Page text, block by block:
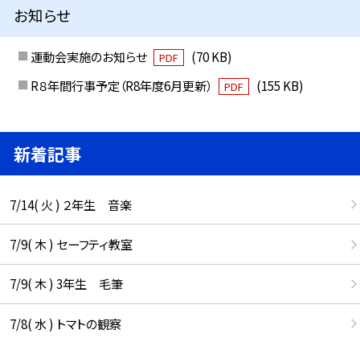
お知らせ
運動会実施のお知らせ PDF
(70 KB)
R８年間行事予定（R8年度6月更新）
PDF (155 KB)
新着記事
7/14( 火 ) ２年生 音楽
7/9( 木 ) セーフティ教室
7/9( 木 ) 3年生 毛筆
7/8( 水 ) トマトの観察